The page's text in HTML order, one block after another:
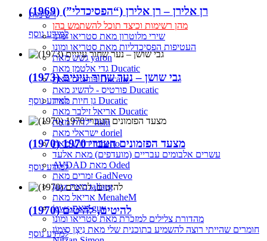
רשימות
מהן רשימות וכיצד תוכל להשתמש בהן
שירי מלוטרון מאת סטריאו ומונו
העטיפות הפסיכדליות מאת סטריאו ומונו
גשש מאת yaron
גדי אלטמן מאת Ducatic
פורטיס מאת Ducatic
פורטיס - להשיג מאת Ducatic
גן חיות מאת Ducatic
אריאל זילבר מאת Ducatic
ילדות מאת fishi
ישראלי מאת doriel
דרוש מאת roberto
עשרים אלבומים עבריים (מועדפים) מאת אלעד
AVDAD מאת Oded
זמרים מאת GadNevo
jazz מאת taliarg
אריאל מאת MenaheM
jews מאת guy
מהדורת צלילים למזכרת מאת סטריאו ומונו
חומרים שהייתי רוצה להשמיע בתוכנית שלי מאת נִיצָן סִימוֹן
רן אלירן – רן אלירן (“הפסיכדלי”) (1969)
למידע נוסף
גבי שושן – נער שחור עיניים (1973)
למידע נוסף
מצעד הפזמונים העברי 1970 (1970)
למידע נוסף
להיטים, להיטים (1970)
למידע נוסף